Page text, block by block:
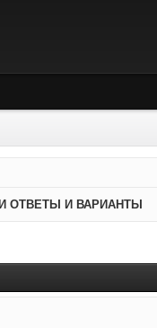
ОТВЕТЫ И ВАРИАНТЫ